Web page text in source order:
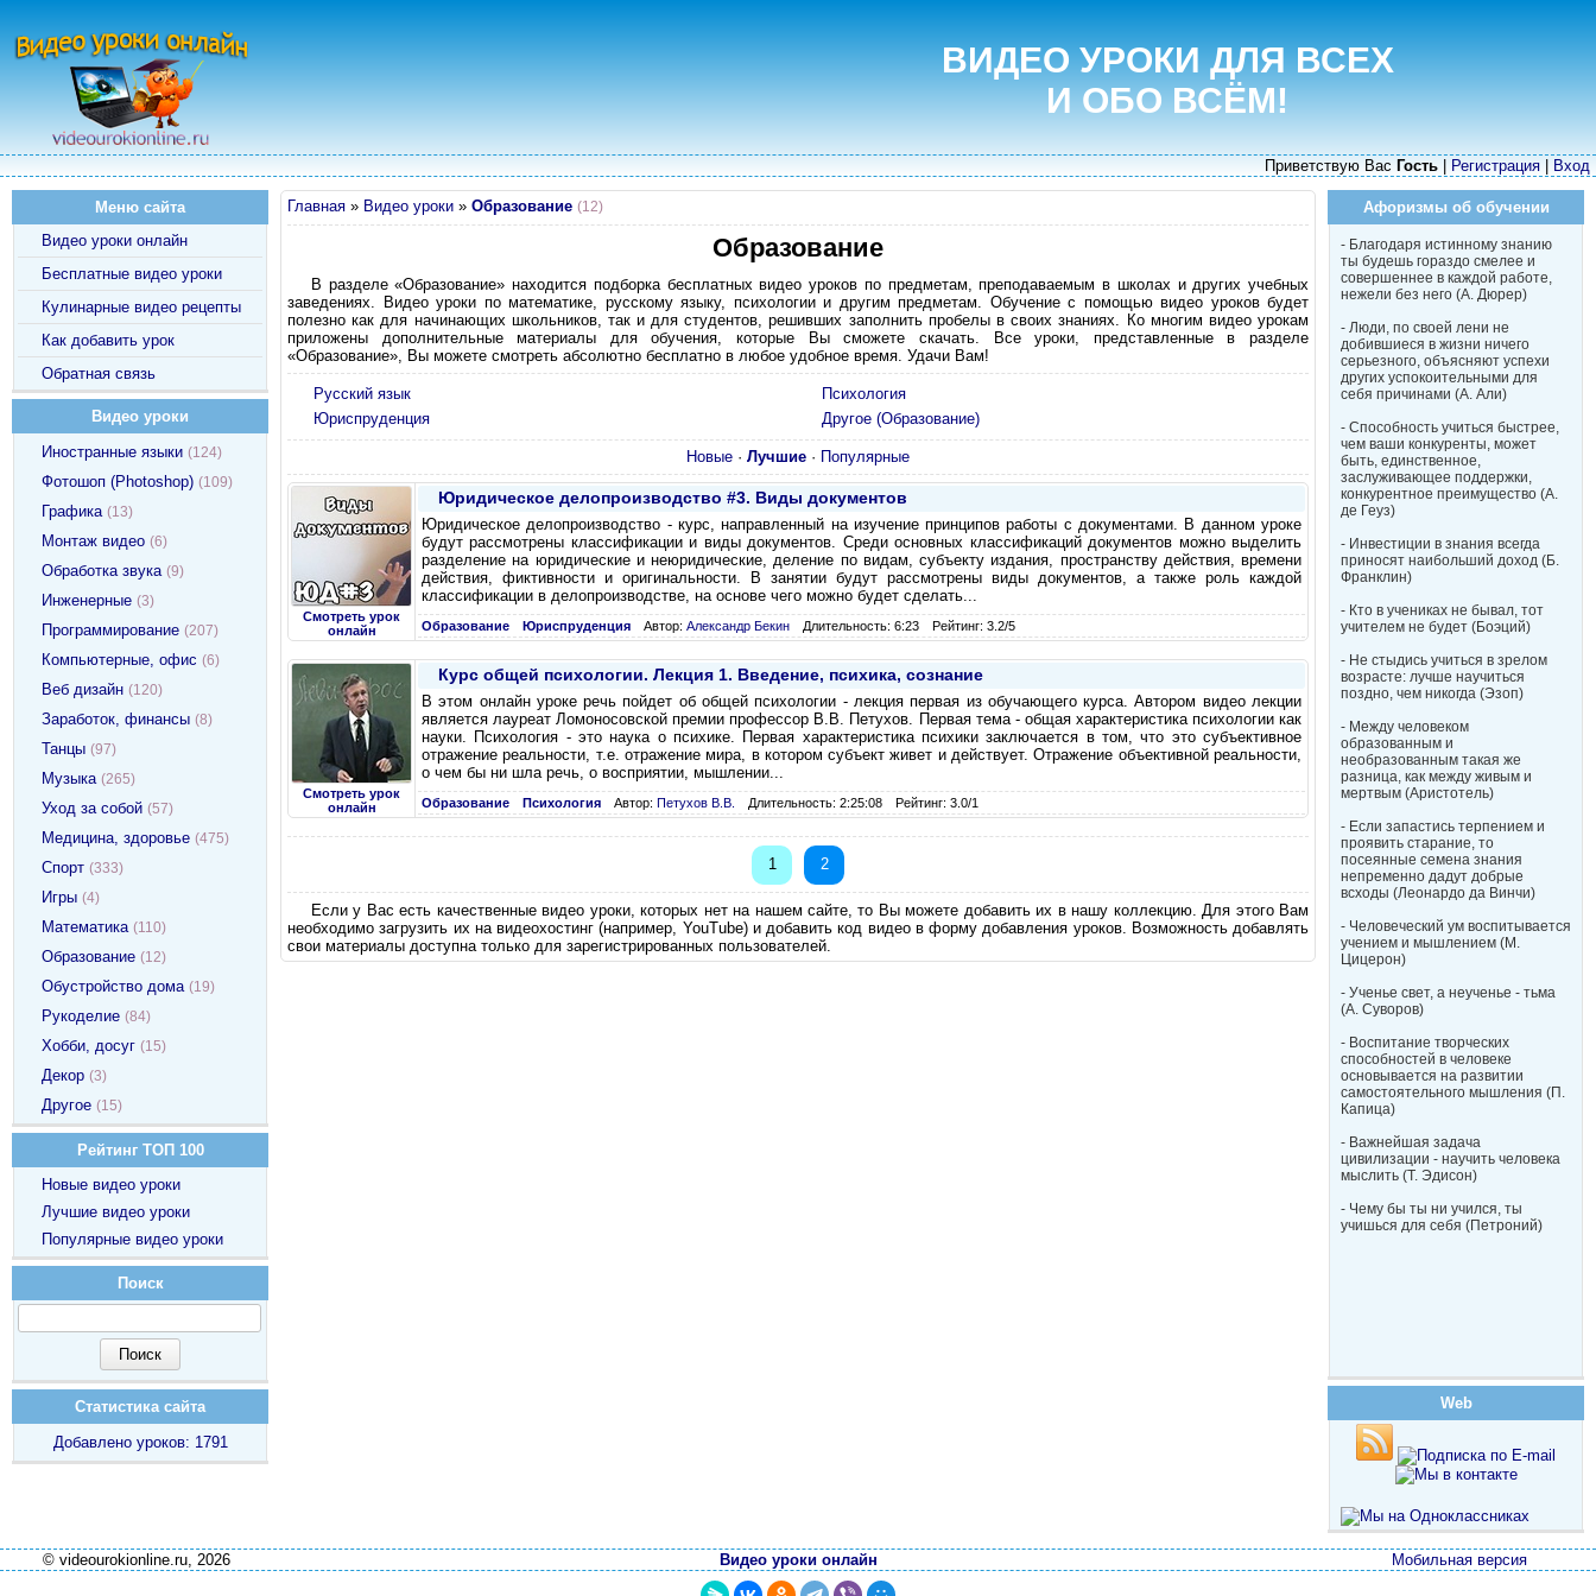
ВИДЕО УРОКИ ДЛЯ ВСЕХ
И ОБО ВСЁМ!
Приветствую Вас Гость Регистрация Вход
Главная » Видео уроки » Образование (12)
Образование
В разделе «Образование» находится подборка бесплатных видео уроков по предметам, преподаваемым в школах и других учебных
заведениях. Видео уроки по математике, русскому языку, психологии и другим предметам. Обучение с помощью видео уроков будет
полезно как для начинающих школьников, так и для студентов, решивших заполнить пробелы в своих знаниях. Ко многим видео урокам
приложены дополнительные материалы для обучения, которые Вы сможете скачать. Все уроки, представленные в разделе
«Образование», Вы можете смотреть абсолютно бесплатно в любое удобное время. Удачи Вам!
Русский язык
Психология
Юриспруденция
Другое (Образование)
Новые · Лучшие · Популярные
Смотреть урок
онлайн
Юридическое делопроизводство #3. Виды документов
Юридическое делопроизводство - курс, направленный на изучение принципов работы с документами. В данном уроке
будут рассмотрены классификации и виды документов. Среди основных классификаций документов можно выделить
разделение на юридические и неюридические, деление по видам, субъекту издания, пространству действия, времени
действия, фиктивности и оригинальности. В занятии будут рассмотрены виды документов, а также роль каждой
классификации в делопроизводстве, на основе чего можно будет сделать...
Образование Юриспруденция Автор: Александр Бекин Длительность: 6:23 Рейтинг: 3.2/5
Смотреть урок
онлайн
Курс общей психологии. Лекция 1. Введение, психика, сознание
В этом онлайн уроке речь пойдет об общей психологии - лекция первая из обучающего курса. Автором видео лекции
является лауреат Ломоносовской премии профессор В.В. Петухов. Первая тема - общая характеристика психологии как
науки. Психология - это наука о психике. Первая характеристика психики заключается в том, что это субъективное
отражение реальности, т.е. отражение мира, в котором субъект живет и действует. Отражение объективной реальности,
о чем бы ни шла речь, о восприятии, мышлении...
Образование Психология Автор: Петухов В.В. Длительность: 2:25:08 Рейтинг: 3.0/1
1 2
Если у Вас есть качественные видео уроки, которых нет на нашем сайте, то Вы можете добавить их в нашу коллекцию. Для этого Вам
необходимо загрузить их на видеохостинг (например, YouTube) и добавить код видео в форму добавления уроков. Возможность добавлять
свои материалы доступна только для зарегистрированных пользователей.
Меню сайта
Видео уроки онлайн
Бесплатные видео уроки
Кулинарные видео рецепты
Как добавить урок
Обратная связь
Видео уроки
Иностранные языки (124)
Фотошоп (Photoshop) (109)
Графика (13)
Монтаж видео (6)
Обработка звука (9)
Инженерные (3)
Программирование (207)
Компьютерные, офис (6)
Веб дизайн (120)
Заработок, финансы (8)
Танцы (97)
Музыка (265)
Уход за собой (57)
Медицина, здоровье (475)
Спорт (333)
Игры (4)
Математика (110)
Образование (12)
Обустройство дома (19)
Рукоделие (84)
Хобби, досуг (15)
Декор (3)
Другое (15)
Рейтинг ТОП 100
Новые видео уроки
Лучшие видео уроки
Популярные видео уроки
Поиск
Статистика сайта
Добавлено уроков: 1791
Афоризмы об обучении
- Благодаря истинному знанию
ты будешь гораздо смелее и
совершеннее в каждой работе,
нежели без него (А. Дюрер)
- Люди, по своей лени не
добившиеся в жизни ничего
серьезного, объясняют успехи
других успокоительными для
себя причинами (А. Али)
- Способность учиться быстрее,
чем ваши конкуренты, может
быть, единственное,
заслуживающее поддержки,
конкурентное преимущество (А.
де Геуз)
- Инвестиции в знания всегда
приносят наибольший доход (Б.
Франклин)
- Кто в учениках не бывал, тот
учителем не будет (Боэций)
- Не стыдись учиться в зрелом
возрасте: лучше научиться
поздно, чем никогда (Эзоп)
- Между человеком
образованным и
необразованным такая же
разница, как между живым и
мертвым (Аристотель)
- Если запастись терпением и
проявить старание, то
посеянные семена знания
непременно дадут добрые
всходы (Леонардо да Винчи)
- Человеческий ум воспитывается
учением и мышлением (М.
Цицерон)
- Ученье свет, а неученье - тьма
(А. Суворов)
- Воспитание творческих
способностей в человеке
основывается на развитии
самостоятельного мышления (П.
Капица)
- Важнейшая задача
цивилизации - научить человека
мыслить (Т. Эдисон)
- Чему бы ты ни учился, ты
учишься для себя (Петроний)
Web
© videourokionline.ru, 2026 Мобильная версия
Видео уроки онлайн